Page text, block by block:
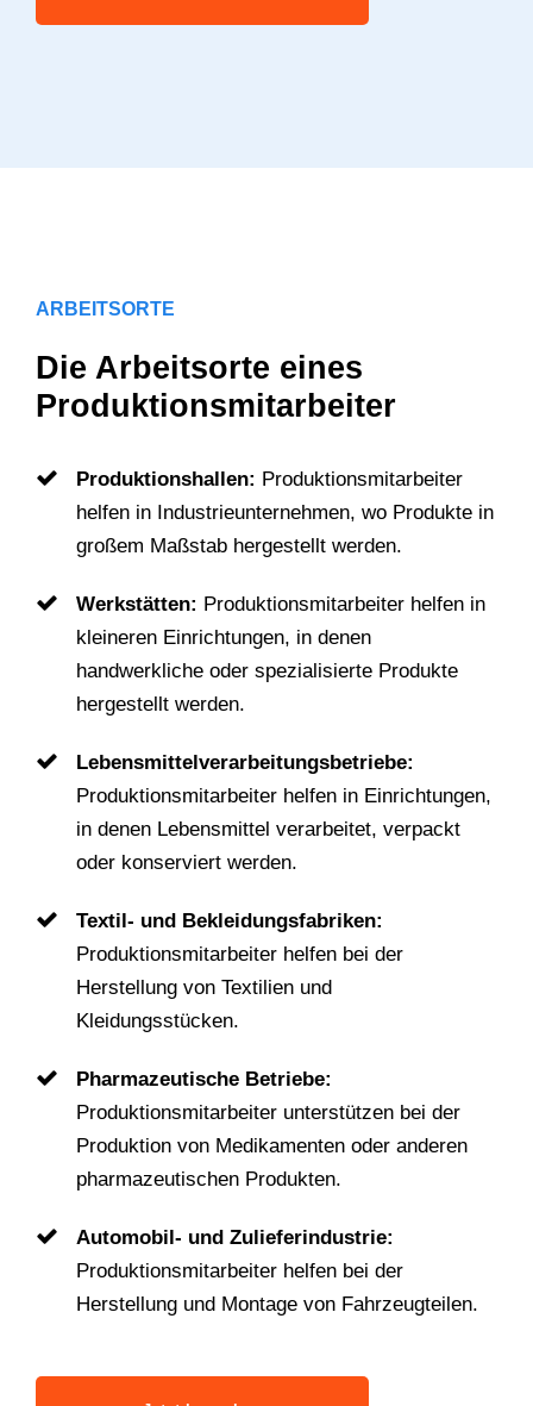
ARBEITSORTE
Die Arbeitsorte eines
Produktionsmitarbeiter
Produktionshallen: Produktionsmitarbeiter
helfen in Industrieunternehmen, wo Produkte in
großem Maßstab hergestellt werden.
Werkstätten: Produktionsmitarbeiter helfen in
kleineren Einrichtungen, in denen
handwerkliche oder spezialisierte Produkte
hergestellt werden.
Lebensmittelverarbeitungsbetriebe:
Produktionsmitarbeiter helfen in Einrichtungen,
in denen Lebensmittel verarbeitet, verpackt
oder konserviert werden.
Textil- und Bekleidungsfabriken:
Produktionsmitarbeiter helfen bei der
Herstellung von Textilien und
Kleidungsstücken.
Pharmazeutische Betriebe:
Produktionsmitarbeiter unterstützen bei der
Produktion von Medikamenten oder anderen
pharmazeutischen Produkten.
Automobil- und Zulieferindustrie:
Produktionsmitarbeiter helfen bei der
Herstellung und Montage von Fahrzeugteilen.